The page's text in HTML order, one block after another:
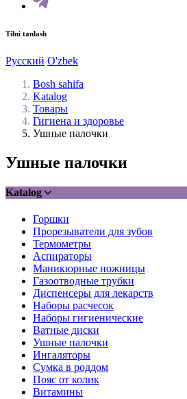
Tilni tanlash
Русский O'zbek
Bosh sahifa
Katalog
Товары
Гигиена и здоровье
Ушные палочки
Ушные палочки
Katalog
Горшки
Прорезыватели для зубов
Термометры
Аспираторы
Маникюрные ножницы
Газоотводные трубки
Диспенсеры для лекарств
Наборы расчесок
Наборы гигиенические
Ватные диски
Ушные палочки
Ингаляторы
Сумка в роддом
Пояс от колик
Витамины